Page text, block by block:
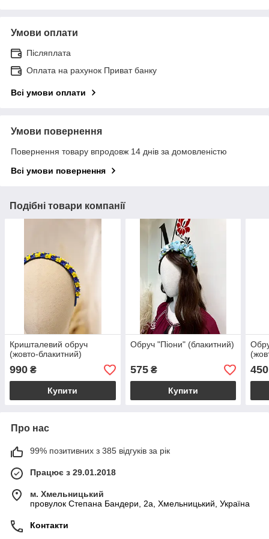
Умови оплати
Післяплата
Оплата на рахунок Приват банку
Всі умови оплати
Умови повернення
Повернення товару впродовж 14 днів за домовленістю
Всі умови повернення
Подібні товари компанії
Кришталевий обруч
(жовто-блакитний)
990 ₴
Купити
Обруч "Піони" (блакитний)
575₴
Купити
450
Про нас
99% позитивних з 385 відгуків за рік
Працює з 29.01.2018
м. Хмельницький
провулок Степана Бандери, 2a, Хмельницький, Україна
Контакти